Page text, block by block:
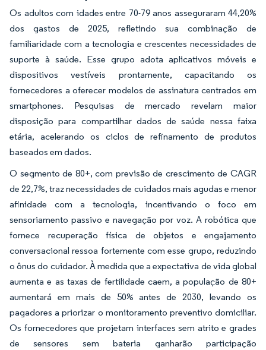
Os adultos com idades entre 70-79 anos asseguraram 44,20%
dos gastos de 2025, refletindo sua combinação de
familiaridade com a tecnologia e crescentes necessidades de
suporte à saúde. Esse grupo adota aplicativos móveis e
dispositivos vestíveis prontamente, capacitando os
fornecedores a oferecer modelos de assinatura centrados em
smartphones. Pesquisas de mercado revelam maior
disposição para compartilhar dados de saúde nessa faixa
etária, acelerando os ciclos de refinamento de produtos
baseados em dados.
O segmento de 80+, com previsão de crescimento de CAGR
de 22,7%, traz necessidades de cuidados mais agudas e menor
afinidade com a tecnologia, incentivando o foco em
sensoriamento passivo e navegação por voz. A robótica que
fornece recuperação física de objetos e engajamento
conversacional ressoa fortemente com esse grupo, reduzindo
o ônus do cuidador. À medida que a expectativa de vida global
aumenta e as taxas de fertilidade caem, a população de 80+
aumentará em mais de 50% antes de 2030, levando os
pagadores a priorizar o monitoramento preventivo domiciliar.
Os fornecedores que projetam interfaces sem atrito e grades
de sensores sem bateria ganharão participação